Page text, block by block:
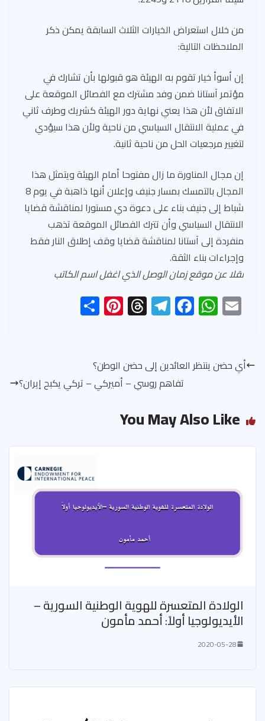
من خلال استعراض الخيارات الثلاث السابقة يمكن ذكر
الملاحظات التالية:
إن أسوأ خيار تقوم به الهيئة هو قبولها بأن تشارك في
مؤتمر آستانا ضمن وفد مشترك مع الفصائل الموقعة على
الاتفاق لأن هذا يعني نهاية دور الهيئة كشريك وطرف ثاني
في عملية الانتقال السياسي من ناحية ولأن هذا سيؤدي
لتغيير مرجعيات الحل من ناحية ثانية.
إن مجال المناورة ما زال مفتوحا أمام الهيئة ويتمثل هذا
المجال بالتمسك بمسار جنيف وإعلان أنها ذاهبة في يوم 8
شباط إلى جنيف بناء على دعوة دي مستورا لمناقشة قضايا
الانتقال السياسي وأن تترك الفصائل الموقعة تذهب
منفردة إلى آستانا لمناقشة قضايا وقف إطلاق النار فقط
وإجراءات بناء الثقة.
نقلا عن موقع زمان الوصل الذي اغفل اسم الكاتب
E
m
W
h
s
A
p
F
ac
b
o
ok
Te
le
a
m
T
hr
ds
Pi
nt
es
t
أي حضن ينتظر العائدين إلى حضن الوطن؟
تفاهم روسي – أميركي – تركي يكبح إيران؟
You May Also Like
الولادة المتعسرة للهوية الوطنية السورية –
الأيديولوجيا أولاً: أحمد مأمون
2020-05-28